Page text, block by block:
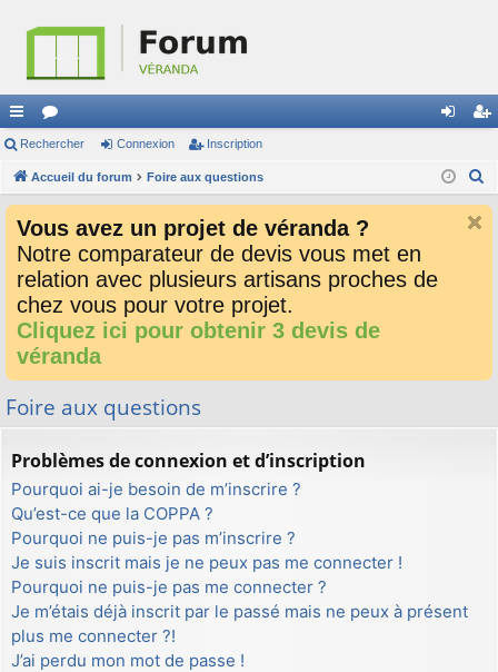
ac
co
ci
or
u
s
ne cri
Rechercher Connexion Inscription
Accueil du forum Foire aux questions
Vous avez un projet de véranda ?
Notre comparateur de devis vous met en
relation avec plusieurs artisans proches de
chez vous pour votre projet.
Cliquez ici pour obtenir 3 devis de
véranda
Foire aux questions
Problèmes de connexion et d’inscription
Pourquoi ai-je besoin de m’inscrire ?
Qu’est-ce que la COPPA ?
Pourquoi ne puis-je pas m’inscrire ?
Je suis inscrit mais je ne peux pas me connecter !
Pourquoi ne puis-je pas me connecter ?
Je m’étais déjà inscrit par le passé mais ne peux à présent
plus me connecter ?!
J’ai perdu mon mot de passe !